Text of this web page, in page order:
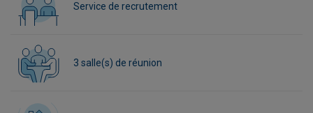
Service de recrutement
3 salle(s) de réunion